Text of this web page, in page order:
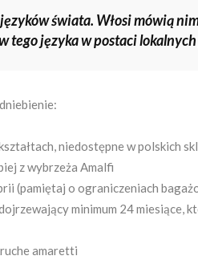
świata. Włosi mówią
tego języka w postaci
niedostępne w polskich
z wybrzeża Amalfi
(pamiętaj o ograniczeniach
minimum 24 miesiące,
amaretti